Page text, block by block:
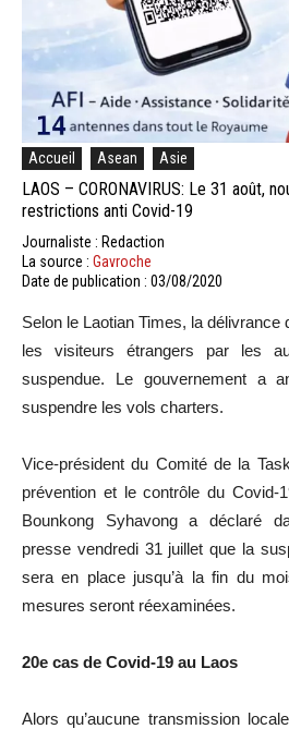
Accueil Asean Asie
LAOS – CORONAVIRUS: Le 31 août,
restrictions anti Covid-19
Journaliste : Redaction
La source : Gavroche
Date de publication : 03/08/2020
Selon le Laotian Times, la
les visiteurs étrangers par les
suspendue. Le gouvernement a
suspendre les vols charters.
Vice-président du Comité de la
prévention et le contrôle du Covid-
Bounkong Syhavong a déclaré
presse vendredi 31 juillet que la
sera en place jusqu’à la fin du
mesures seront réexaminées.
20e cas de Covid-19 au Laos
Alors qu’aucune transmission